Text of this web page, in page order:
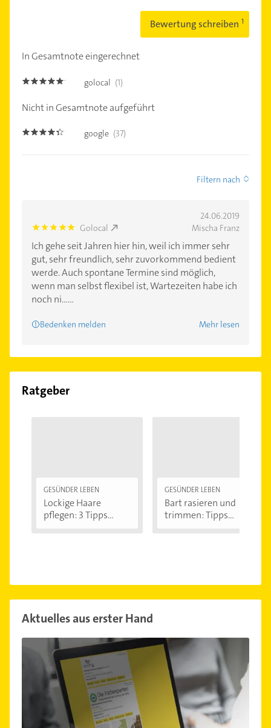
Bewertung schreiben
In Gesamtnote eingerechnet
5.0 golocal (1)
Nicht in Gesamtnote aufgeführt
4.3 google (37)
Filtern nach
24.06.2019
5.0 Golocal Mischa Franz
Ich gehe seit Jahren hier hin, weil ich immer sehr
gut, sehr freundlich, sehr zuvorkommend bedient
werde. Auch spontane Termine sind möglich,
wenn man selbst flexibel ist, Wartezeiten habe ich
noch ni......
Bedenken melden Mehr lesen
Ratgeber
GESÜNDER LEBEN
Lockige Haare
pflegen: 3 Tipps...
GESÜNDER LEBEN
Bart rasieren und
trimmen: Tipps...
Aktuelles aus erster Hand